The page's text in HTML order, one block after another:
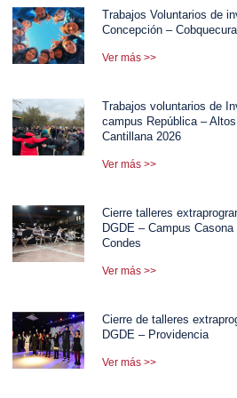
Trabajos Voluntarios de
Concepción –
Ver más >>
Trabajos voluntarios de
campus República –
Cantillana 2026
Ver más >>
Cierre talleres
DGDE – Campus Casona
Condes
Ver más >>
Cierre de talleres
DGDE – Providencia
Ver más >>